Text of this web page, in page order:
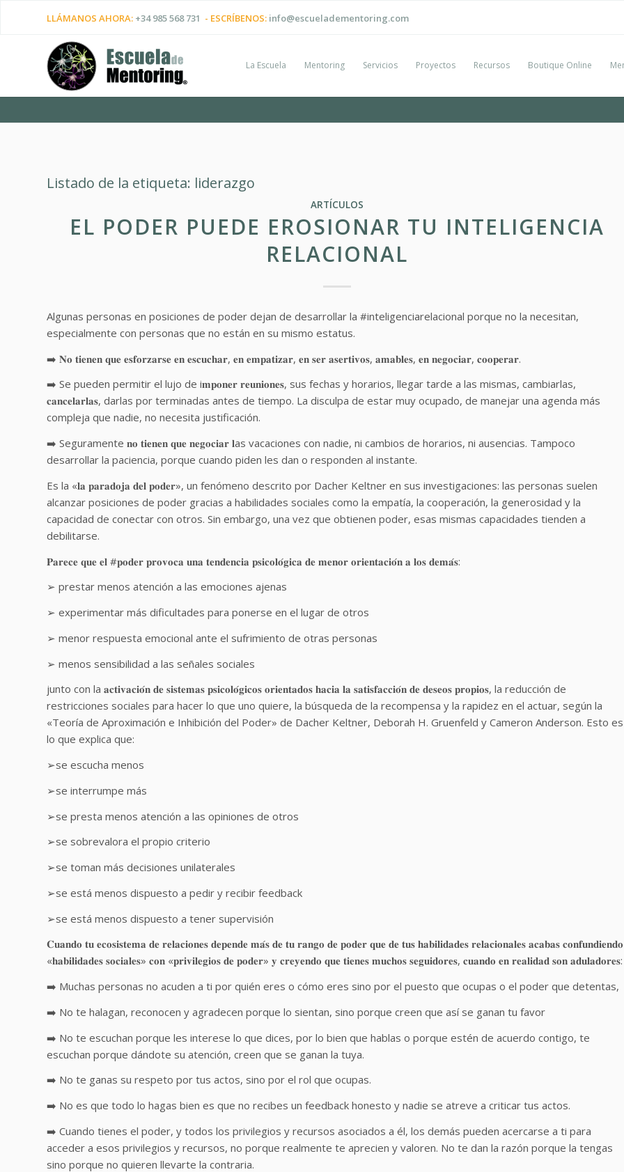
LLÁMANOS AHORA: +34 985 568 731 - ESCRÍBENOS: info@escueladementoring.com
La Escuela Mentoring Servicios Proyectos Recursos Boutique Online
Listado de la etiqueta: liderazgo
ARTÍCULOS
EL PODER PUEDE EROSIONAR TU INTELIGENCIA
RELACIONAL
Algunas personas en posiciones de poder dejan de desarrollar la #inteligenciarelacional porque no la necesitan,
especialmente con personas que no están en su mismo estatus.
➡️ 𝐍𝐨 𝐭𝐢𝐞𝐧𝐞𝐧 𝐪𝐮𝐞 𝐞𝐬𝐟𝐨𝐫𝐳𝐚𝐫𝐬𝐞 𝐞𝐧 𝐞𝐬𝐜𝐮𝐜𝐡𝐚𝐫, 𝐞𝐧 𝐞𝐦𝐩𝐚𝐭𝐢𝐳𝐚𝐫, 𝐞𝐧 𝐬𝐞𝐫 𝐚𝐬𝐞𝐫𝐭𝐢𝐯𝐨𝐬, 𝐚𝐦𝐚𝐛𝐥𝐞𝐬, 𝐞𝐧 𝐧𝐞𝐠𝐨𝐜𝐢𝐚𝐫, 𝐜𝐨𝐨𝐩𝐞𝐫𝐚𝐫.
➡️ Se pueden permitir el lujo de i𝐦𝐩𝐨𝐧𝐞𝐫 𝐫𝐞𝐮𝐧𝐢𝐨𝐧𝐞𝐬, sus fechas y horarios, llegar tarde a las mismas, cambiarlas,
𝐜𝐚𝐧𝐜𝐞𝐥𝐚𝐫𝐥𝐚𝐬, darlas por terminadas antes de tiempo. La disculpa de estar muy ocupado, de manejar una agenda más
compleja que nadie, no necesita justificación.
➡️ Seguramente 𝐧𝐨 𝐭𝐢𝐞𝐧𝐞𝐧 𝐪𝐮𝐞 𝐧𝐞𝐠𝐨𝐜𝐢𝐚𝐫 𝐥as vacaciones con nadie, ni cambios de horarios, ni ausencias. Tampoco
desarrollar la paciencia, porque cuando piden les dan o responden al instante.
Es la «𝐥𝐚 𝐩𝐚𝐫𝐚𝐝𝐨𝐣𝐚 𝐝𝐞𝐥 𝐩𝐨𝐝𝐞𝐫», un fenómeno descrito por Dacher Keltner en sus investigaciones: las personas suelen
alcanzar posiciones de poder gracias a habilidades sociales como la empatía, la cooperación, la generosidad y la
capacidad de conectar con otros. Sin embargo, una vez que obtienen poder, esas mismas capacidades tienden a
debilitarse.
𝐏𝐚𝐫𝐞𝐜𝐞 𝐪𝐮𝐞 𝐞𝐥 #𝐩𝐨𝐝𝐞𝐫 𝐩𝐫𝐨𝐯𝐨𝐜𝐚 𝐮𝐧𝐚 𝐭𝐞𝐧𝐝𝐞𝐧𝐜𝐢𝐚 𝐩𝐬𝐢𝐜𝐨𝐥𝐨́𝐠𝐢𝐜𝐚 𝐝𝐞 𝐦𝐞𝐧𝐨𝐫 𝐨𝐫𝐢𝐞𝐧𝐭𝐚𝐜𝐢𝐨́𝐧 𝐚 𝐥𝐨𝐬 𝐝𝐞𝐦𝐚́𝐬:
➢ prestar menos atención a las emociones ajenas
➢ experimentar más dificultades para ponerse en el lugar de otros
➢ menor respuesta emocional ante el sufrimiento de otras personas
➢ menos sensibilidad a las señales sociales
junto con la 𝐚𝐜𝐭𝐢𝐯𝐚𝐜𝐢𝐨́𝐧 𝐝𝐞 𝐬𝐢𝐬𝐭𝐞𝐦𝐚𝐬 𝐩𝐬𝐢𝐜𝐨𝐥𝐨́𝐠𝐢𝐜𝐨𝐬 𝐨𝐫𝐢𝐞𝐧𝐭𝐚𝐝𝐨𝐬 𝐡𝐚𝐜𝐢𝐚 𝐥𝐚 𝐬𝐚𝐭𝐢𝐬𝐟𝐚𝐜𝐜𝐢𝐨́𝐧 𝐝𝐞 𝐝𝐞𝐬𝐞𝐨𝐬 𝐩𝐫𝐨𝐩𝐢𝐨𝐬, la reducción de
restricciones sociales para hacer lo que uno quiere, la búsqueda de la recompensa y la rapidez en el actuar, según la
«Teoría de Aproximación e Inhibición del Poder» de Dacher Keltner, Deborah H. Gruenfeld y Cameron Anderson. Esto es
lo que explica que:
➢se escucha menos
➢se interrumpe más
➢se presta menos atención a las opiniones de otros
➢se sobrevalora el propio criterio
➢se toman más decisiones unilaterales
➢se está menos dispuesto a pedir y recibir feedback
➢se está menos dispuesto a tener supervisión
𝐂𝐮𝐚𝐧𝐝𝐨 𝐭𝐮 𝐞𝐜𝐨𝐬𝐢𝐬𝐭𝐞𝐦𝐚 𝐝𝐞 𝐫𝐞𝐥𝐚𝐜𝐢𝐨𝐧𝐞𝐬 𝐝𝐞𝐩𝐞𝐧𝐝𝐞 𝐦𝐚́𝐬 𝐝𝐞 𝐭𝐮 𝐫𝐚𝐧𝐠𝐨 𝐝𝐞 𝐩𝐨𝐝𝐞𝐫 𝐪𝐮𝐞 𝐝𝐞 𝐭𝐮𝐬 𝐡𝐚𝐛𝐢𝐥𝐢𝐝𝐚𝐝𝐞𝐬 𝐫𝐞𝐥𝐚𝐜𝐢𝐨𝐧𝐚𝐥𝐞𝐬 𝐚𝐜𝐚𝐛𝐚𝐬 𝐜𝐨𝐧𝐟𝐮𝐧𝐝𝐢𝐞𝐧𝐝𝐨
«𝐡𝐚𝐛𝐢𝐥𝐢𝐝𝐚𝐝𝐞𝐬 𝐬𝐨𝐜𝐢𝐚𝐥𝐞𝐬» 𝐜𝐨𝐧 «𝐩𝐫𝐢𝐯𝐢𝐥𝐞𝐠𝐢𝐨𝐬 𝐝𝐞 𝐩𝐨𝐝𝐞𝐫» 𝐲 𝐜𝐫𝐞𝐲𝐞𝐧𝐝𝐨 𝐪𝐮𝐞 𝐭𝐢𝐞𝐧𝐞𝐬 𝐦𝐮𝐜𝐡𝐨𝐬 𝐬𝐞𝐠𝐮𝐢𝐝𝐨𝐫𝐞𝐬, 𝐜𝐮𝐚𝐧𝐝𝐨 𝐞𝐧 𝐫𝐞𝐚𝐥𝐢𝐝𝐚𝐝 𝐬𝐨𝐧 𝐚𝐝𝐮𝐥𝐚𝐝𝐨𝐫𝐞𝐬:
➡️ Muchas personas no acuden a ti por quién eres o cómo eres sino por el puesto que ocupas o el poder que detentas,
➡️ No te halagan, reconocen y agradecen porque lo sientan, sino porque creen que así se ganan tu favor
➡️ No te escuchan porque les interese lo que dices, por lo bien que hablas o porque estén de acuerdo contigo, te
escuchan porque dándote su atención, creen que se ganan la tuya.
➡️ No te ganas su respeto por tus actos, sino por el rol que ocupas.
➡️ No es que todo lo hagas bien es que no recibes un feedback honesto y nadie se atreve a criticar tus actos.
➡️ Cuando tienes el poder, y todos los privilegios y recursos asociados a él, los demás pueden acercarse a ti para
acceder a esos privilegios y recursos, no porque realmente te aprecien y valoren. No te dan la razón porque la tengas
sino porque no quieren llevarte la contraria.